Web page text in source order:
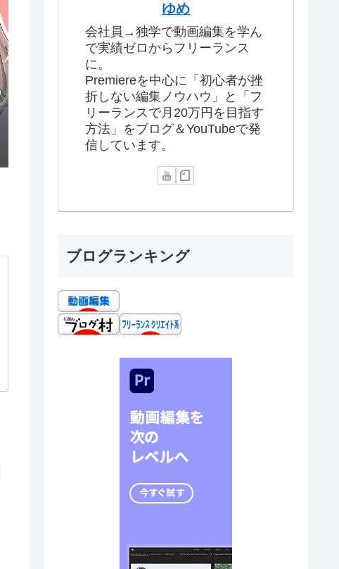
ゆめ
会社員→独学で動画編集を学ん
で実績ゼロからフリーランス
に。
Premiereを中心に「初心者が挫
折しない編集ノウハウ」と「フ
リーランスで月20万円を目指す
方法」をブログ＆YouTubeで発
信しています。
ブログランキング